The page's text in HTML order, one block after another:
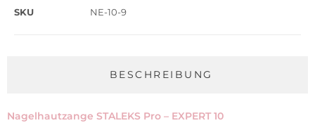
SKU
NE-10-9
BESCHREIBUNG
Nagelhautzange STALEKS Pro – EXPERT 10